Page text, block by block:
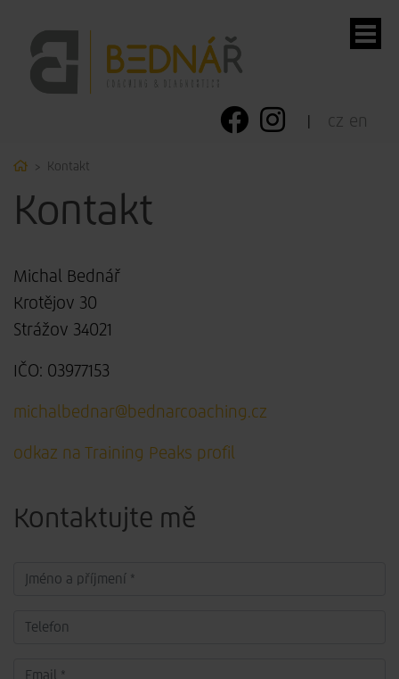
cz en
HomeKontakt
Kontakt
Michal Bednář
Krotějov 30
Strážov 34021
IČO: 03977153
michalbednar@bednarcoaching.cz
odkaz na Training Peaks profil
Kontaktujte mě